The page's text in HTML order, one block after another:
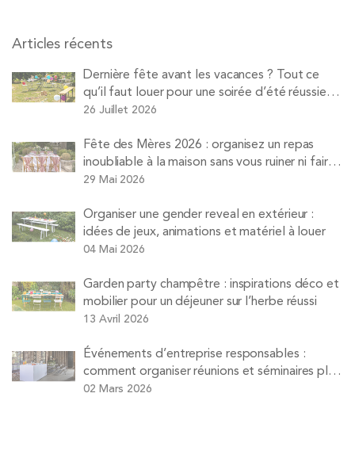
Articles récents
Dernière fête avant les vacances ? Tout ce
qu’il faut louer pour une soirée d’été réussie
avec Pops
26 Juillet 2026
Fête des Mères 2026 : organisez un repas
inoubliable à la maison sans vous ruiner ni faire
la vaisselle
29 Mai 2026
Organiser une gender reveal en extérieur :
idées de jeux, animations et matériel à louer
04 Mai 2026
Garden party champêtre : inspirations déco et
mobilier pour un déjeuner sur l’herbe réussi
13 Avril 2026
Événements d’entreprise responsables :
comment organiser réunions et séminaires plus
durables
02 Mars 2026